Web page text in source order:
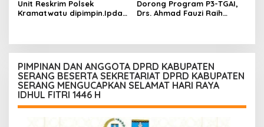
Unit Reskrim Polsek
Kramatwatu dipimpin.Ipda
Dorong Program P3-TGAI,
Drs. Ahmad Fauzi Raih
PIMPINAN DAN ANGGOTA DPRD KABUPATEN
SERANG BESERTA SEKRETARIAT DPRD KABUPATEN
SERANG MENGUCAPKAN SELAMAT HARI RAYA
IDHUL FITRI 1446 H